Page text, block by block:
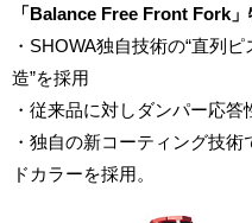
「Balance Free Front Fork」
・SHOWA独自技術の“直列
造”を採用
・従来品に対しダンパー応答
・独自の新コーティング技
ドカラーを採用。